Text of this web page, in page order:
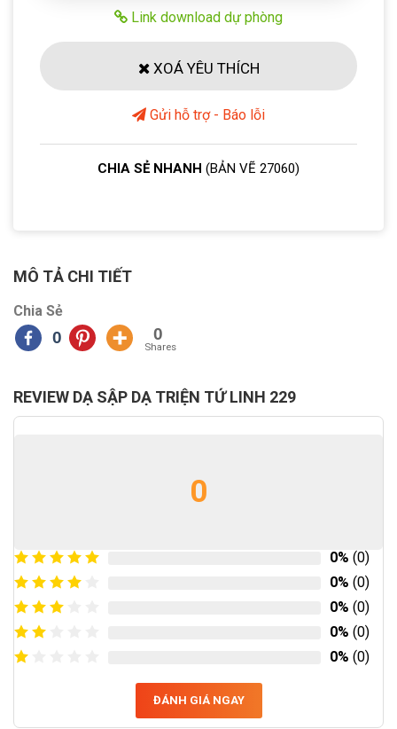
Link download dự phòng
XOÁ YÊU THÍCH
Gửi hỗ trợ - Báo lỗi
CHIA SẺ NHANH (BẢN VẼ 27060)
MÔ TẢ CHI TIẾT
Chia Sẻ
0 0
Shares
REVIEW DẠ SẬP DẠ TRIỆN TỨ LINH 229
0
0% (0)
0% (0)
0% (0)
0% (0)
0% (0)
ĐÁNH GIÁ NGAY